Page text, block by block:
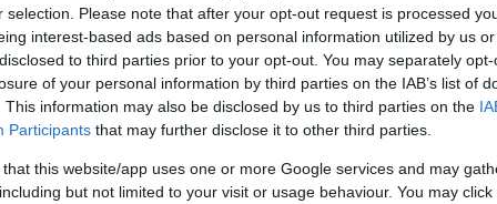
selection. Please note that after your opt-out request is processed
interest-based ads based on personal information utilized by us
to third parties prior to your opt-out. You may separately
of your personal information by third parties on the IAB’s list of
This information may also be disclosed by us to third parties on the
Participants that may further disclose it to other third parties.
that this website/app uses one or more Google services and may
but not limited to your visit or usage behaviour. You may
nem kapsz.